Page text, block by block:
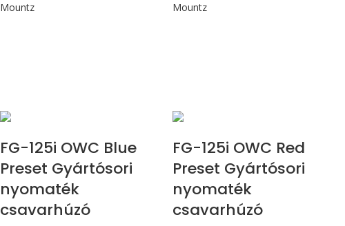
Mountz
Mountz
FG-125i OWC Blue
Preset Gyártósori
nyomaték
csavarhúzó
FG-125i OWC Red
Preset Gyártósori
nyomaték
csavarhúzó